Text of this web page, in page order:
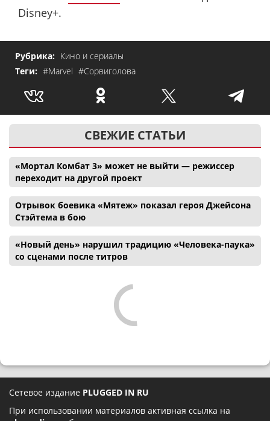
Disney+.
Рубрика: Кино и сериалы
Теги: #Marvel #Сорвиголова
СВЕЖИЕ СТАТЬИ
«Мортал Комбат 3» может не выйти — режиссер
переходит на другой проект
Отрывок боевика «Мятеж» показал героя Джейсона
Стэйтема в бою
«Новый день» нарушил традицию «Человека-паука»
со сценами после титров
Сетевое издание PLUGGED IN RU
При использовании материалов активная ссылка на